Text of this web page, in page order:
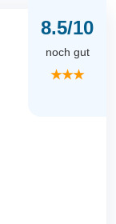
8.5/10
noch gut
★★★